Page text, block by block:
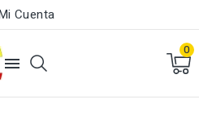
Cuenta

0